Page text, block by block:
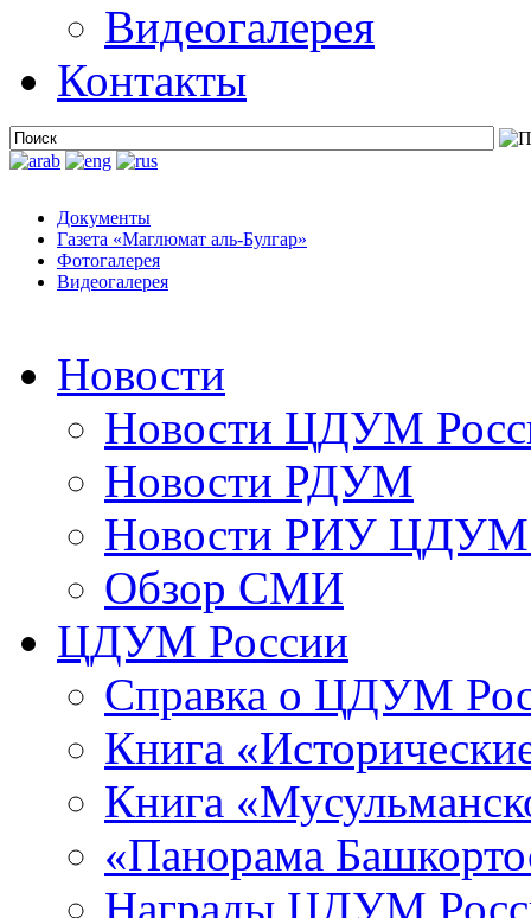
Видеогалерея
Контакты
Документы
Газета «Маглюмат аль-Булгар»
Фотогалерея
Видеогалерея
Новости
Новости ЦДУМ
Новости РДУМ
Новости РИУ ЦДУМ
Обзор СМИ
ЦДУМ России
Справка о ЦДУМ
Книга
Книга
«Панорама